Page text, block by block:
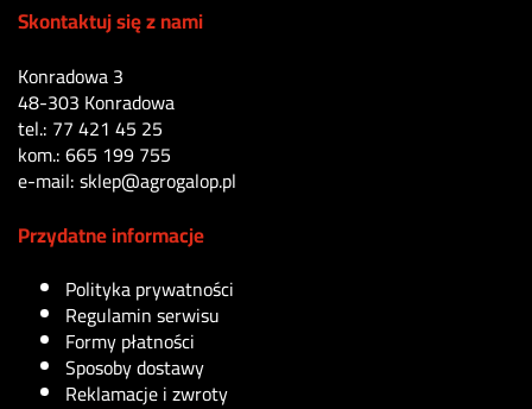
Skontaktuj się z nami
Konradowa 3
48-303 Konradowa
tel.: 77 421 45 25
kom.: 665 199 755
e-mail: sklep@agrogalop.pl
Przydatne informacje
Polityka prywatności
Regulamin serwisu
Formy płatności
Sposoby dostawy
Reklamacje i zwroty